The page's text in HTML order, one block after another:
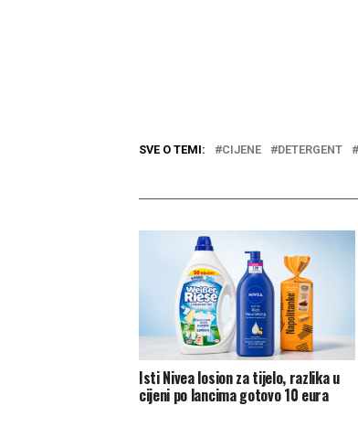
SVE O TEMI: CIJENE DETERGENT
Isti Nivea losion za tijelo, razlika u
cijeni po lancima gotovo 10 eura